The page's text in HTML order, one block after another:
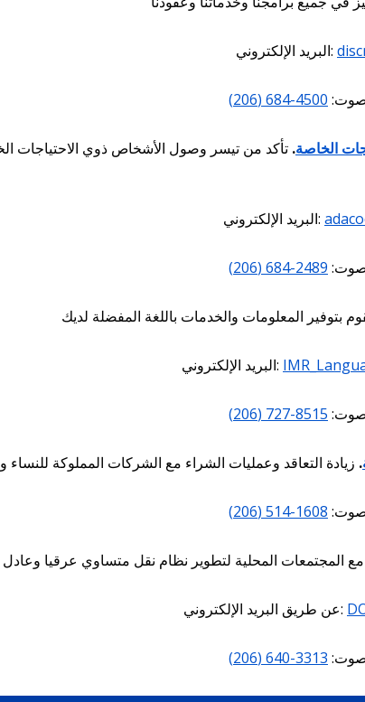
البريد الإلكتروني:
4500-684 (206)
الخاصة. تأكد من تيسر وصول الأشخاص ذوي الاحتياجات
البريد الإلكتروني:
2489-684 (206)
البريد الإلكتروني:
8515-727 (206)
.
1608-514 (206)
عن طريق البريد الإلكتروني:
3313-640 (206)